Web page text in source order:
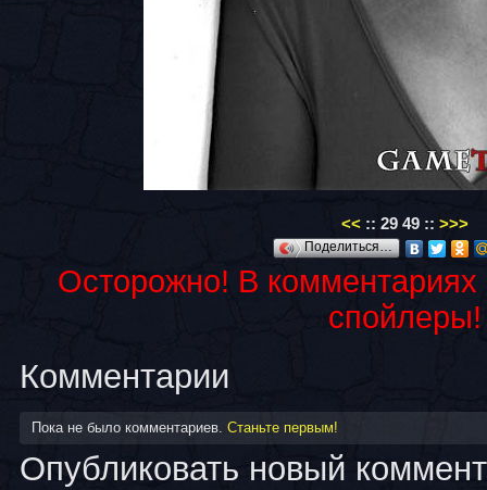
<< :: 29 49 :: >>>
Поделиться…
Осторожно! В
спойлеры!
Комментарии
Пока не было комментариев. Станьте первым!
Опубликовать новый